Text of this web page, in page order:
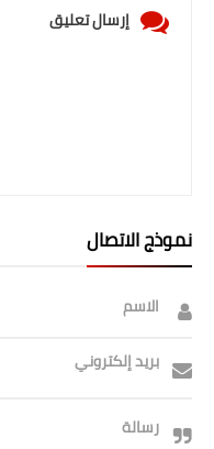
إرسال تعليق
نموذج الاتصال
الاسم
بريد إلكتروني
رسالة